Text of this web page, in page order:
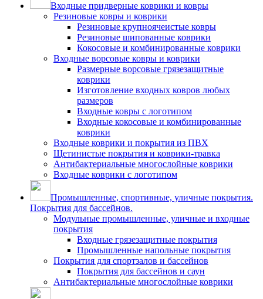
Входные придверные коврики и ковры
Резиновые ковры и коврики
Резиновые крупноячеистые ковры
Резиновые шипованные коврики
Кокосовые и комбинированные коврики
Входные ворсовые ковры и коврики
Размерные ворсовые грязезащитные
коврики
Изготовление входных ковров любых
размеров
Входные ковры с логотипом
Входные кокосовые и комбинированные
коврики
Входные коврики и покрытия из ПВХ
Щетинистые покрытия и коврики-травка
Антибактериальные многослойные коврики
Входные коврики с логотипом
Промышленные, спортивные, уличные покрытия.
Покрытия для бассейнов.
Модульные промышленные, уличные и входные
покрытия
Входные грязезащитные покрытия
Промышленные напольные покрытия
Покрытия для спортзалов и бассейнов
Покрытия для бассейнов и саун
Антибактериальные многослойные коврики